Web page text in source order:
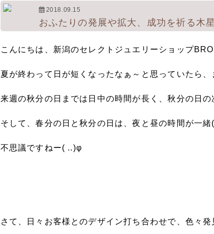
2018.09.15
おふたりの発展や拡大、成功を祈る木
こんにちは、新潟のセレクトジュエリーショップ
夏が終わって日が短くなったなぁ～と思っていたら
来週の秋分の日までは日中の時間が長く、秋分の日
そして、春分の日と秋分の日は、夜と昼の時間が一
不思議ですねー( ..)φ
さて、日々お客様とのデザイン打ち合わせで、色々発